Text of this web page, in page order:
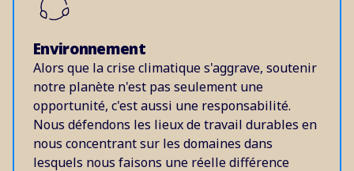
Environnement
Alors que la crise climatique s'aggrave, soutenir
notre planète n'est pas seulement une
opportunité, c'est aussi une responsabilité.
Nous défendons les lieux de travail durables en
nous concentrant sur les domaines dans
lesquels nous faisons une réelle différence